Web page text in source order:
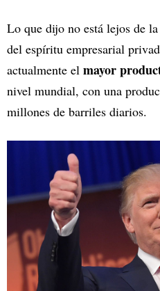
Lo que dijo no está lejos de
del espíritu empresarial
actualmente el mayor
nivel mundial, con una
millones de barriles diarios.